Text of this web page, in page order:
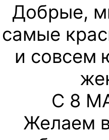
Добрые,
самые
и совсем
С 8
Желаем